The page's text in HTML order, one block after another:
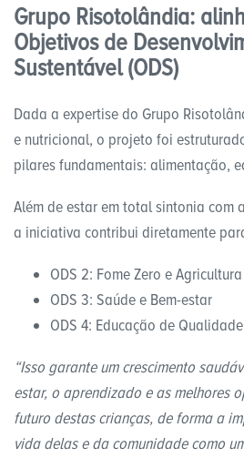
Grupo Risotolândia:
Objetivos de
Sustentável (ODS)
Dada a expertise do Grupo
e nutricional, o projeto foi
pilares fundamentais: alimentação,
Além de estar em total sintonia com
a iniciativa contribui diretamente
ODS 2: Fome Zero e
ODS 3: Saúde e Bem-estar
ODS 4: Educação de Qualidade
“Isso garante um crescimento
estar, o aprendizado e as melhores
futuro destas crianças, de forma a
vida delas e da comunidade como